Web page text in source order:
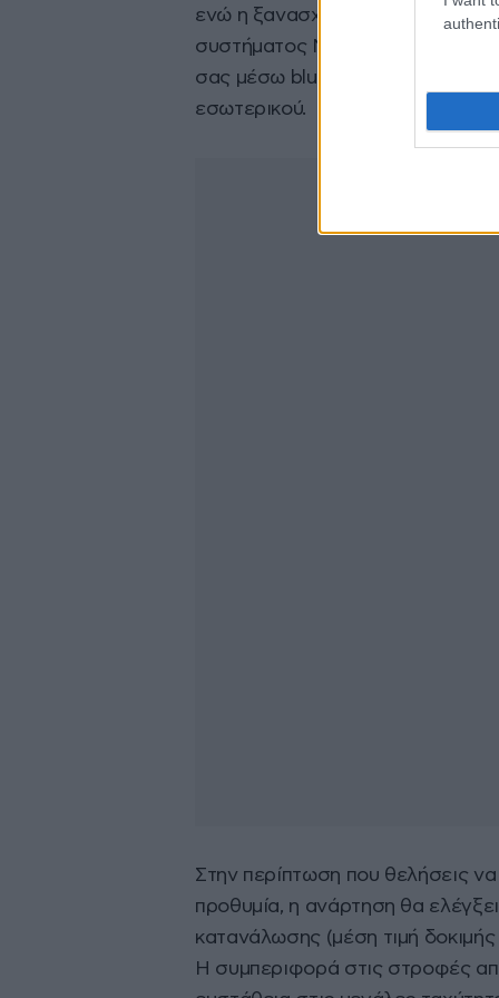
ενώ η ξανασχεδιασμένη
συστήματος MyLink της LG που
σας μέσω bluetooth και θύρα
εσωτερικού.
Στην περίπτωση που θελήσεις να
προθυμία, η ανάρτηση θα
κατανάλωσης (μέση τιμή
Η συμπεριφορά στις στροφές